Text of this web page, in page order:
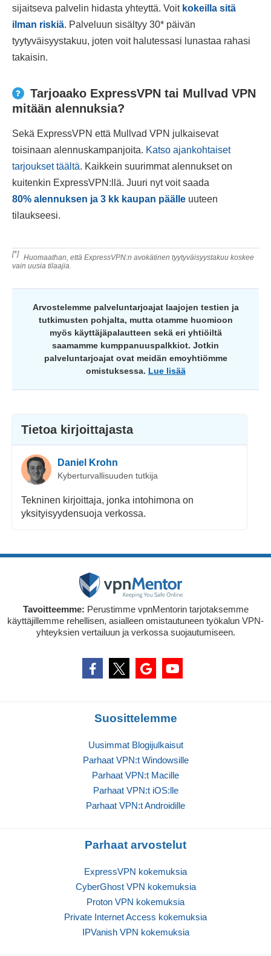
sijaitseva palvelin hidasta yhteyttä. Voit kokeilla sitä
ilman riskiä. Palveluun sisältyy 30* päivän
tyytyväisyystakuu, joten voit halutessasi lunastaa rahasi
takaisin.
Tarjoaako ExpressVPN tai Mullvad VPN
mitään alennuksia?
Sekä ExpressVPN että Mullvad VPN julkaisevat
toisinaan alennuskampanjoita. Katso ajankohtaiset
tarjoukset täältä. Kaikkein suurimmat alennukset on
kuitenkin ExpressVPN:llä. Juuri nyt voit saada
80% alennuksen ja 3 kk kaupan päälle uuteen
tilaukseesi.
[*] Huomaathan, että ExpressVPN:n avokätinen tyytyväisyystakuu koskee
vain uusia tilaajia.
Arvostelemme palveluntarjoajat laajojen testien ja
tutkimusten pohjalta, mutta otamme huomioon
myös käyttäjäpalautteen sekä eri yhtiöiltä
saamamme kumppanuuspalkkiot. Jotkin
palveluntarjoajat ovat meidän emoyhtiömme
omistuksessa. Lue lisää
Tietoa kirjoittajasta
Daniel Krohn
Kyberturvallisuuden tutkija
Tekninen kirjoittaja, jonka intohimona on
yksityisyydensuoja verkossa.
Tavoitteemme: Perustimme vpnMentorin tarjotaksemme
käyttäjillemme rehellisen, asialleen omistautuneen työkalun VPN-
yhteyksien vertailuun ja verkossa suojautumiseen.
Suosittelemme
Uusimmat Blogijulkaisut
Parhaat VPN:t Windowsille
Parhaat VPN:t Macille
Parhaat VPN:t iOS:lle
Parhaat VPN:t Androidille
Parhaat arvostelut
ExpressVPN kokemuksia
CyberGhost VPN kokemuksia
Proton VPN kokemuksia
Private Internet Access kokemuksia
IPVanish VPN kokemuksia